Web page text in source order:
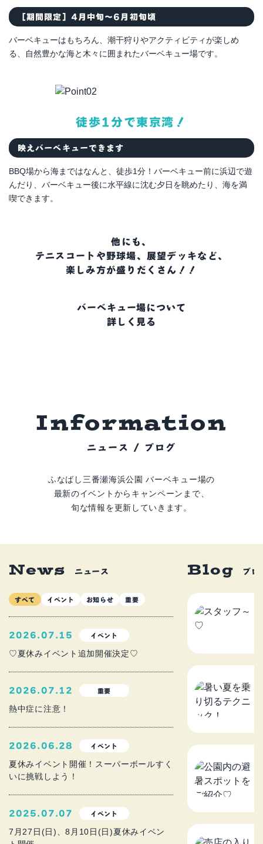
［期間限定］4月中旬～6月初旬頃
バーベキューはもちろん、潮干狩りやアクティビティが楽しめ
る、自然豊かな海と木々に囲まれたバーベキュー場です。
徒歩1分で東京湾！
映えバーベキューできます
BBQ場から海まではなんと、徒歩1分！バーベキュー前に浜辺で遊
んだり、バーベキュー後に水平線に沈む夕日を眺めたり、海を満
喫できます。
他にも、
テニスコートや野球場、展望デッキなど、
楽しみ方が盛りだくさん！！
バーベキュー場について
詳しく見る
Information
ニュース / ブログ
ふなばし三番瀬海浜公園 バーベキュー場の
最新のイベントからキャンペーンまで、
旬な情報を更新していきます。
News ニュース
すべて イベント お知らせ 重要
2026.07.15 イベント
♡夏休みイベント追加開催決定♡
2026.07.12 重要
熱中症に注意！
2026.06.28 イベント
夏休みイベント開催！スーパーボールすく
いに挑戦しよう！
2025.07.07 イベント
7月27日(日)、8月10日(日)夏休みイベン
Blog ブロ